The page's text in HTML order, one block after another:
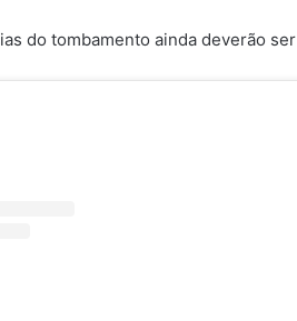
do tombamento ainda deverão